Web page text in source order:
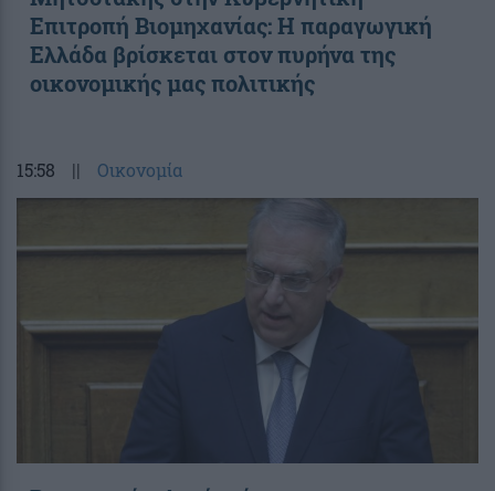
Επιτροπή Βιομηχανίας: Η παραγωγική
Ελλάδα βρίσκεται στον πυρήνα της
οικονομικής μας πολιτικής
15:58 || Οικονομία